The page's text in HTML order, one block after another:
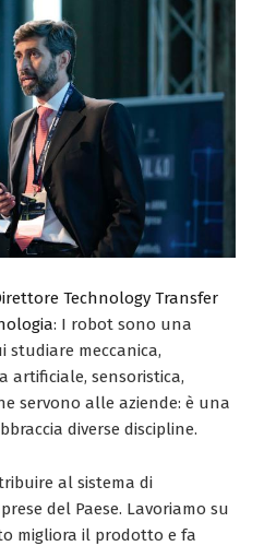
Technology Transfer
: I robot sono una
studiare meccanica,
artificiale, sensoristica,
servono alle aziende: è una
diverse discipline.
al sistema di
del Paese. Lavoriamo su
migliora il prodotto e fa